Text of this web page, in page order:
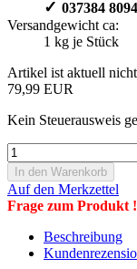
✓
037384
Versandgewicht ca:
1 kg je Stück
Artikel ist aktuell
79,99 EUR
Kein Steuerausweis
Auf den Merkzettel
Frage zum Produkt !
Beschreibung